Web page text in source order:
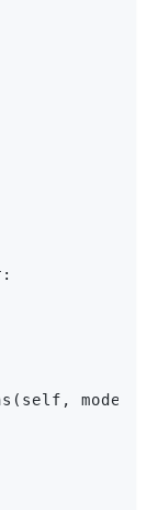
model: